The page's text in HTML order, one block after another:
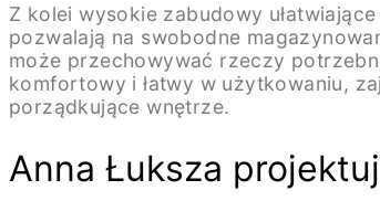
Z kolei wysokie zabudowy
pozwalają na swobodne
może przechowywać rzeczy
komfortowy i łatwy w użytkowaniu,
porządkujące wnętrze.
Anna Łuksza